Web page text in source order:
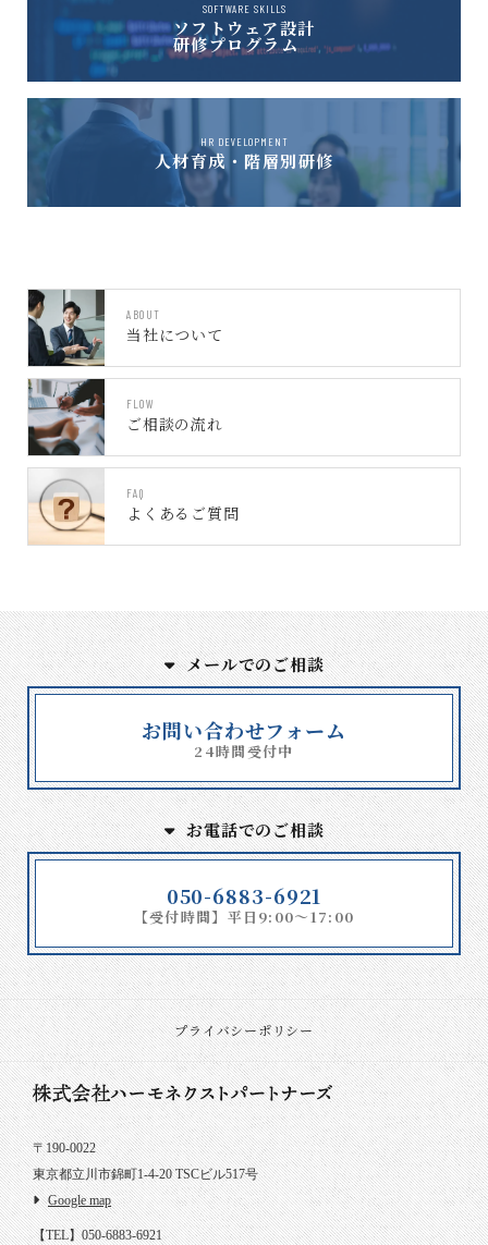
SOFTWARE SKILLS
ソフトウェア設計
研修プログラム
HR DEVELOPMENT
人材育成・階層別研修
ABOUT
当社について
FLOW
ご相談の流れ
FAQ
よくあるご質問
メールでのご相談
お問い合わせフォーム
24時間受付中
お電話でのご相談
050-6883-6921
【受付時間】平日9:00～17:00
プライバシーポリシー
〒190-0022
東京都立川市錦町1-4-20 TSCビル517号
Google map
【TEL】050-6883-6921